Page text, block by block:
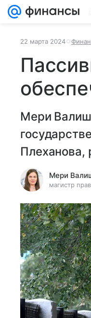
22 марта 2024
Мери
Плеханова,
Мери
магистр